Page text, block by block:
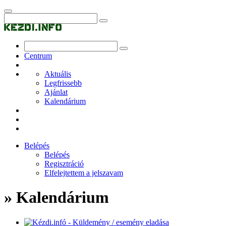
Centrum
Aktuális
Legfrissebb
Ajánlat
Kalendárium
Belépés
Belépés
Regisztráció
Elfelejtettem a jelszavam
» Kalendárium